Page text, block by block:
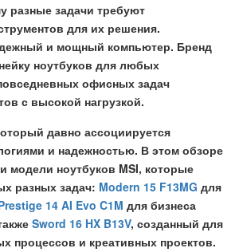
разные задачи требуют
для их решения.
и мощный компьютер. Бренд
ноутбуков для любых
офисных задач
с высокой нагрузкой.
давно ассоциируется
и надежностью. В этом обзоре
модели ноутбуков MSI, которые
разных задач: Modern 15 F13MG для
14 AI Evo C1M для бизнеса
Sword 16 HX B13V, созданный для
процессов и креативных проектов.